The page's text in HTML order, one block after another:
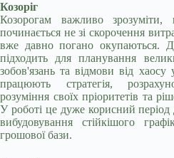
Козоріг
Козорогам важливо зрозуміти,
починається не зі скорочення
вже давно погано окупаються.
підходить для планування
зобов'язань та відмови від
працюють стратегія,
розуміння своїх пріоритетів та
У роботі це дуже корисний
вибудовування стійкішого
грошової бази.